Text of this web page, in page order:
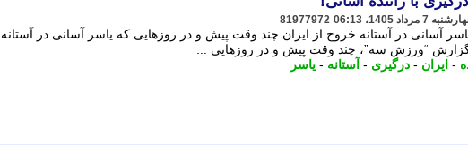
81977972
آسانی در آستانه خروج از ایران چند وقت پیش و در روزهایی که یاسر آسانی در آستانه
“ورزش سه”، چند وقت پیش و در روزهایی ...
- ایران - درگیری - آستانه - یاسر